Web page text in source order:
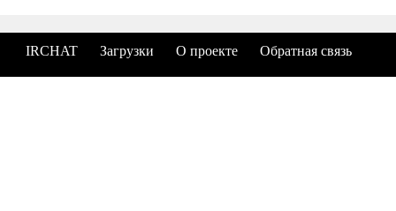
аккаунтом любого пользователя и
таким образом просмотреть все
переписку. Об этом она узнала в
IRCHAT Загрузки О проекте Обратная связь